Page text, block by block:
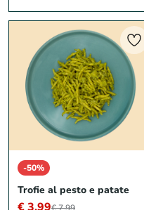
-50%
Trofie al pesto e patate
€ 7,99